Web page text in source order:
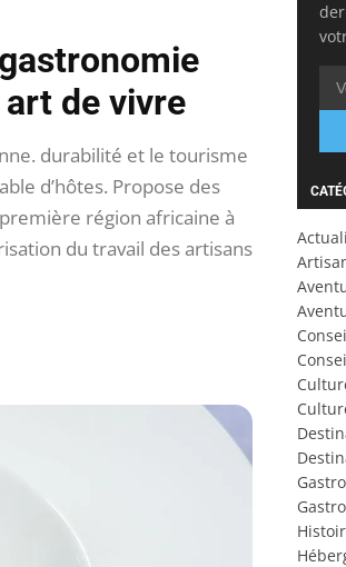
de vivre
durabilité et le tourisme
d’hôtes. Propose des
région africaine à
du travail des artisans